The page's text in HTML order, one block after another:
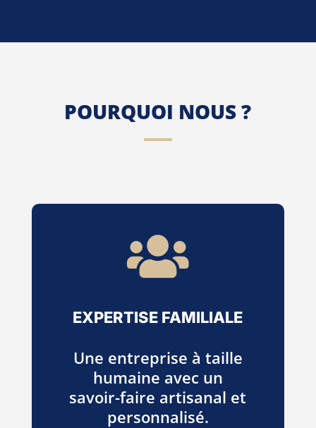
POURQUOI NOUS ?

EXPERTISE FAMILIALE
Une entreprise à taille
humaine avec un
savoir-faire artisanal et
personnalisé.